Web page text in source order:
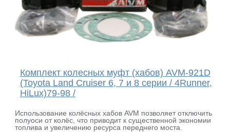
Комплект колесных муфт (хабов) AVM-921D
(Toyota Land Cruiser 6, 7 и 8 серии / 4Runner,
HiLux)79-98 /
Использование колёсных хабов AVM позволяет отключить
полуоси от колёс, что приводит к существенной экономии
топлива и увеличению ресурса переднего моста.